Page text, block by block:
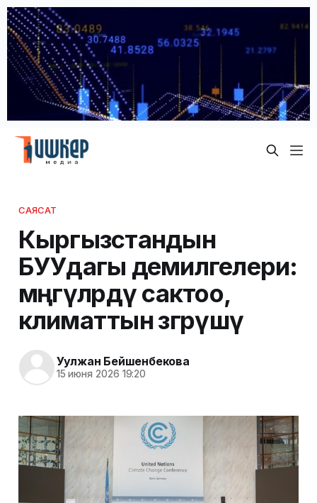
САЯСАТ
Кыргызстандын
БУУдагы демилгелери:
мөңгүлөрдү сактоо,
климаттын өзгөрүшү
Уулжан Бейшенбекова
15 июня 2026 19:20